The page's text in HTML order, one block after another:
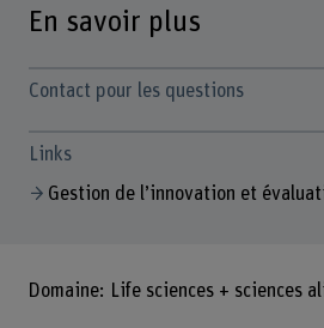
En savoir plus
Contact pour les questions
Links
Gestion de l’innovation et
Domaine: Life sciences + sciences